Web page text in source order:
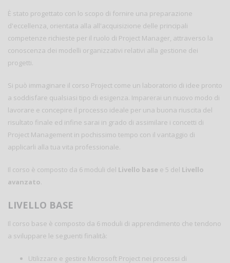
È stato progettato con lo scopo di fornire una preparazione
d'eccellenza, orientata alla all'acquisizione delle principali
competenze richieste per il ruolo di Project Manager, attraverso la
conoscenza dei modelli organizzativi relativi alla gestione dei
progetti.
Si può immaginare il corso Project come un laboratorio di idee pronto
a soddisfare qualsiasi tipo di esigenza. Imparerai un nuovo modo di
lavorare e concepire il processo ideale per una buona riuscita del
risultato finale ed infine sarai in grado di assimilare i concetti di
Project Management in pochissimo tempo con il vantaggio di
applicarli alla tua vita professionale.
Il corso è composto da 6 moduli del Livello base e 5 del Livello
avanzato.
LIVELLO BASE
Il corso base è composto da 6 moduli di apprendimento che tendono
a sviluppare le seguenti finalità:
Utilizzare e gestire Microsoft Project nei processi di